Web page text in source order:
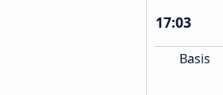
17:03
Basis